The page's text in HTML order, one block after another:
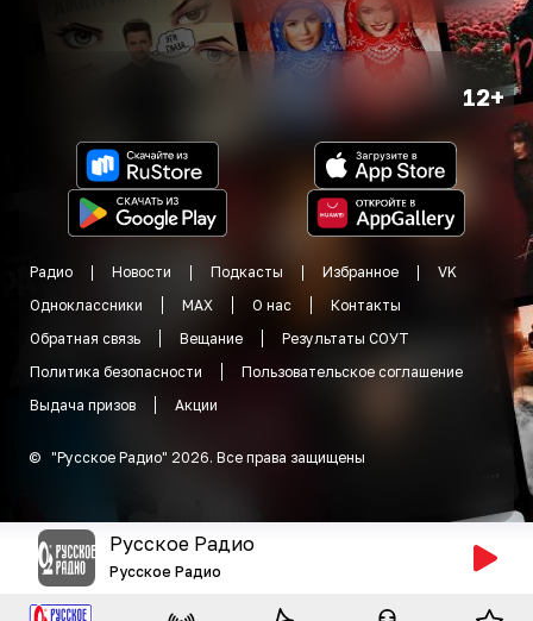
12+
Радио Новости Подкасты Избранное
VK
Одноклассники
MAX О нас
Контакты
Обратная связь
Вещание
Результаты СОУТ
Политика безопасности
Пользовательское соглашение
Выдача призов
Акции
© "Русское Радио" 2026. Все права защищены
Русское Радио
Русское Радио